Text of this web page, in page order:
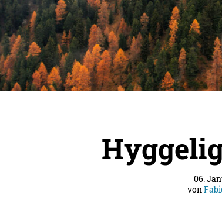
06.
von